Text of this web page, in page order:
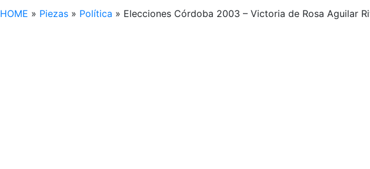
HOME » Piezas » Política » Elecciones Córdoba 2003 – Victoria de Rosa Aguilar